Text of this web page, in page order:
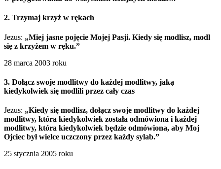
2. Trzymaj krzyż w rękach
Jezus: „Miej jasne pojęcie Mojej Pasji. Kiedy się modlisz, modl
się z krzyżem w ręku.”
28 marca 2003 roku
3. Dołącz swoje modlitwy do każdej modlitwy, jaką
kiedykolwiek się modlili przez cały czas
Jezus: „Kiedy się modlisz, dołącz swoje modlitwy do każdej
modlitwy, która kiedykolwiek została odmówiona i każdej
modlitwy, która kiedykolwiek będzie odmówiona, aby Moj
Ojciec był wielce uczczony przez każdy sylab.”
25 stycznia 2005 roku